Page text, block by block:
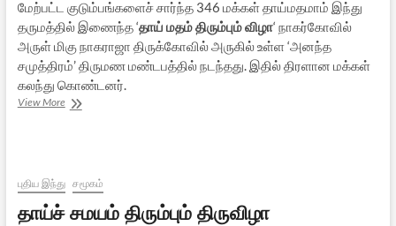
மேற்பட்ட குடும்பங்களைச் சார்ந்த 346 மக்கள் தாய்மதமாம் இந்து
தருமத்தில் இணைந்த ‘தாய் மதம் திரும்பும் விழா‘ நாகர்கோவில்
அருள் மிகு நாகராஜா திருக்கோவில் அருகில் உள்ள ‘அனந்த
சமுத்திரம்’ திருமண மண்டபத்தில் நடந்தது. இதில் திரளான மக்கள்
கலந்து கொண்டனர்.
View Moreதாய்
ஒரு
நேரடி
செய்தி
புதிய இந்து சமூகம்
தாய்ச் சமயம் திரும்பும் திருவிழா